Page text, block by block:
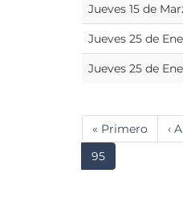
Jueves 15 de
Jueves 25 de
Jueves 25 de
Paginación
Primera
página
« Primero ‹
Página
actual
95